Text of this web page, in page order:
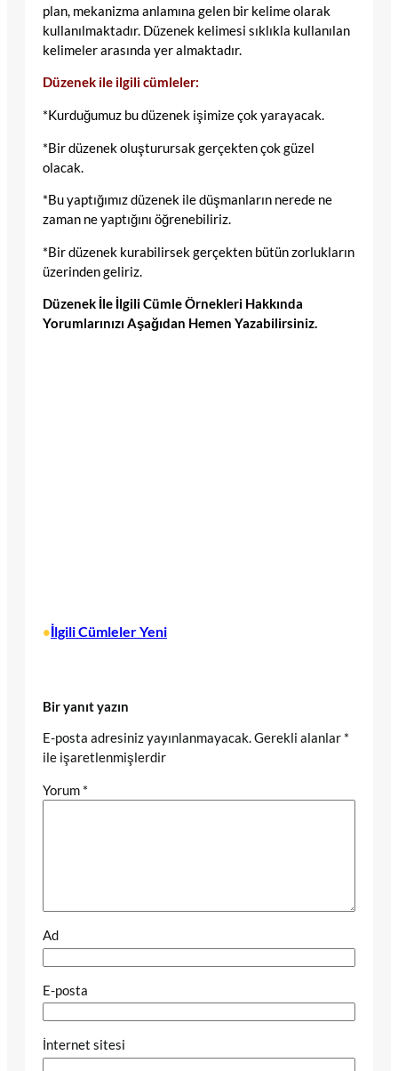
plan, mekanizma anlamına gelen bir kelime olarak
kullanılmaktadır. Düzenek kelimesi sıklıkla kullanılan
kelimeler arasında yer almaktadır.
Düzenek ile ilgili cümleler:
*Kurduğumuz bu düzenek işimize çok yarayacak.
*Bir düzenek oluşturursak gerçekten çok güzel
olacak.
*Bu yaptığımız düzenek ile düşmanların nerede ne
zaman ne yaptığını öğrenebiliriz.
*Bir düzenek kurabilirsek gerçekten bütün zorlukların
üzerinden geliriz.
Düzenek İle İlgili Cümle Örnekleri Hakkında
Yorumlarınızı Aşağıdan Hemen Yazabilirsiniz.
•İlgili Cümleler Yeni
Bir yanıt yazın
E-posta adresiniz yayınlanmayacak.Gerekli alanlar *
ile işaretlenmişlerdir
Yorum *
Ad
E-posta
İnternet sitesi